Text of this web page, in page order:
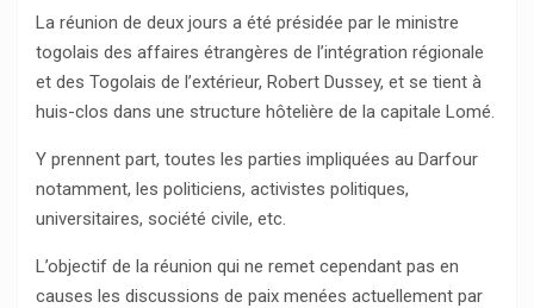
La réunion de deux jours a été présidée par le ministre
togolais des affaires étrangères de l’intégration régionale
et des Togolais de l’extérieur, Robert Dussey, et se tient à
huis-clos dans une structure hôtelière de la capitale Lomé.
Y prennent part, toutes les parties impliquées au Darfour
notamment, les politiciens, activistes politiques,
universitaires, société civile, etc.
L’objectif de la réunion qui ne remet cependant pas en
causes les discussions de paix menées actuellement par